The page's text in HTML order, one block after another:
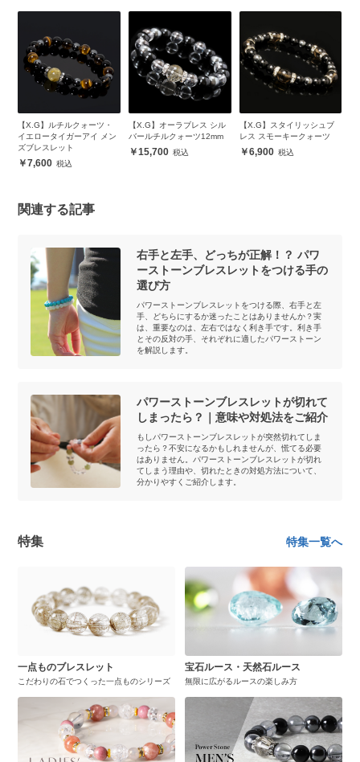
【X.G】ルチルクォーツ・
イエロータイガーアイ メン
ズブレスレット
7,600
【X.G】オーラブレス シル
バールチルクォーツ12mm
15,700
【X.G】スタイリッシュブ
レス スモーキークォーツ
6,900
関連する記事
右手と左手、どっちが正解！？ パワ
ーストーンブレスレットをつける手の
選び方
パワーストーンブレスレットをつける際、右手と左
手、どちらにするか迷ったことはありませんか？実
は、重要なのは、左右ではなく利き手です。利き手
とその反対の手、それぞれに適したパワーストーン
を解説します。
パワーストーンブレスレットが切れて
しまったら？｜意味や対処法をご紹介
もしパワーストーンブレスレットが突然切れてしま
ったら？不安になるかもしれませんが、慌てる必要
はありません。パワーストーンブレスレットが切れ
てしまう理由や、切れたときの対処方法について、
分かりやすくご紹介します。
特集 特集一覧へ
一点ものブレスレット
こだわりの石でつくった一点ものシリーズ
宝石ルース・天然石ルース
無限に広がるルースの楽しみ方